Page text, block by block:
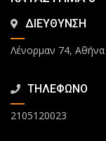
ΔΙΕΥΘΥΝΣΗ
Λένορμαν 74, Αθήνα
ΤΗΛΕΦΩΝΟ
2105120023